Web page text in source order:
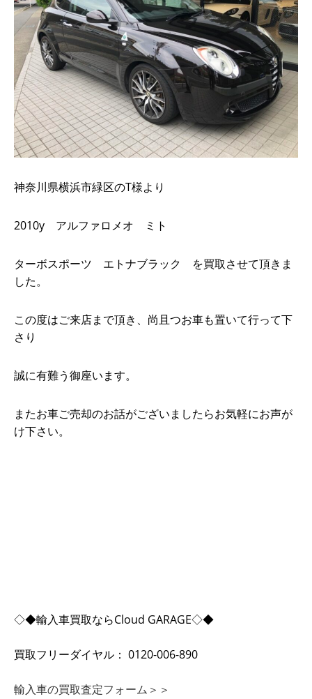
神奈川県横浜市緑区のT様より
2010y アルファロメオ ミト
ターボスポーツ エトナブラック を買取させて頂きま
した。
この度はご来店まで頂き、尚且つお車も置いて行って下
さり
誠に有難う御座います。
またお車ご売却のお話がございましたらお気軽にお声が
け下さい。
◇◆輸入車買取ならCloud GARAGE◇◆
買取フリーダイヤル： 0120-006-890
輸入車の買取査定フォーム＞＞